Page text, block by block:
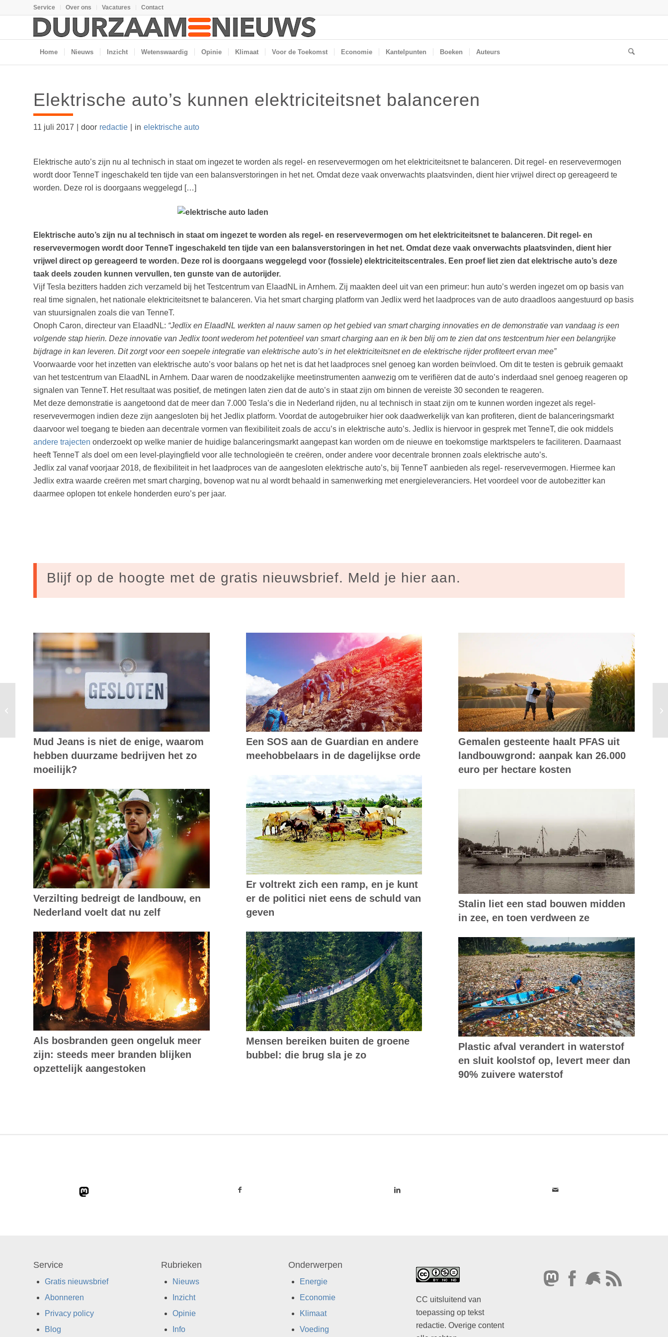
Service Over ons Vacatures Contact
Home Nieuws Inzicht Wetenswaardig Opinie Klimaat Voor de Toekomst Economie Kantelpunten Boeken Auteurs
Elektrische auto’s kunnen elektriciteitsnet balanceren
11 juli 2017 door redactie in elektrische auto
Elektrische auto’s zijn nu al technisch in staat om ingezet te worden als regel- en reservevermogen om het elektriciteitsnet te balanceren. Dit regel- en reservevermogen
wordt door TenneT ingeschakeld ten tijde van een balansverstoringen in het net. Omdat deze vaak onverwachts plaatsvinden, dient hier vrijwel direct op gereageerd te
worden. Deze rol is doorgaans weggelegd […]
Elektrische auto’s zijn nu al technisch in staat om ingezet te worden als regel- en reservevermogen om het elektriciteitsnet te balanceren. Dit regel- en
reservevermogen wordt door TenneT ingeschakeld ten tijde van een balansverstoringen in het net. Omdat deze vaak onverwachts plaatsvinden, dient hier
vrijwel direct op gereageerd te worden. Deze rol is doorgaans weggelegd voor (fossiele) elektriciteitscentrales. Een proef liet zien dat elektrische auto’s deze
taak deels zouden kunnen vervullen, ten gunste van de autorijder.
Vijf Tesla bezitters hadden zich verzameld bij het Testcentrum van ElaadNL in Arnhem. Zij maakten deel uit van een primeur: hun auto’s werden ingezet om op basis van
real time signalen, het nationale elektriciteitsnet te balanceren. Via het smart charging platform van Jedlix werd het laadproces van de auto draadloos aangestuurd op basis
van stuursignalen zoals die van TenneT.
Onoph Caron, directeur van ElaadNL: “Jedlix en ElaadNL werkten al nauw samen op het gebied van smart charging innovaties en de demonstratie van vandaag is een
volgende stap hierin. Deze innovatie van Jedlix toont wederom het potentieel van smart charging aan en ik ben blij om te zien dat ons testcentrum hier een belangrijke
bijdrage in kan leveren. Dit zorgt voor een soepele integratie van elektrische auto’s in het elektriciteitsnet en de elektrische rijder profiteert ervan mee”
Voorwaarde voor het inzetten van elektrische auto’s voor balans op het net is dat het laadproces snel genoeg kan worden beïnvloed. Om dit te testen is gebruik gemaakt
van het testcentrum van ElaadNL in Arnhem. Daar waren de noodzakelijke meetinstrumenten aanwezig om te verifiëren dat de auto’s inderdaad snel genoeg reageren op
signalen van TenneT. Het resultaat was positief, de metingen laten zien dat de auto’s in staat zijn om binnen de vereiste 30 seconden te reageren.
Met deze demonstratie is aangetoond dat de meer dan 7.000 Tesla’s die in Nederland rijden, nu al technisch in staat zijn om te kunnen worden ingezet als regel-
reservevermogen indien deze zijn aangesloten bij het Jedlix platform. Voordat de autogebruiker hier ook daadwerkelijk van kan profiteren, dient de balanceringsmarkt
daarvoor wel toegang te bieden aan decentrale vormen van flexibiliteit zoals de accu’s in elektrische auto’s. Jedlix is hiervoor in gesprek met TenneT, die ook middels
andere trajecten onderzoekt op welke manier de huidige balanceringsmarkt aangepast kan worden om de nieuwe en toekomstige marktspelers te faciliteren. Daarnaast
heeft TenneT als doel om een level-playingfield voor alle technologieën te creëren, onder andere voor decentrale bronnen zoals elektrische auto’s.
Jedlix zal vanaf voorjaar 2018, de flexibiliteit in het laadproces van de aangesloten elektrische auto’s, bij TenneT aanbieden als regel- reservevermogen. Hiermee kan
Jedlix extra waarde creëren met smart charging, bovenop wat nu al wordt behaald in samenwerking met energieleveranciers. Het voordeel voor de autobezitter kan
daarmee oplopen tot enkele honderden euro’s per jaar.
Blijf op de hoogte met de gratis nieuwsbrief. Meld je hier aan.
Mud Jeans is niet de enige, waarom
hebben duurzame bedrijven het zo
moeilijk?
Verzilting bedreigt de landbouw, en
Nederland voelt dat nu zelf
Als bosbranden geen ongeluk meer
zijn: steeds meer branden blijken
opzettelijk aangestoken
Een SOS aan de Guardian en andere
meehobbelaars in de dagelijkse orde
Er voltrekt zich een ramp, en je kunt
er de politici niet eens de schuld van
geven
Mensen bereiken buiten de groene
bubbel: die brug sla je zo
Gemalen gesteente haalt PFAS uit
landbouwgrond: aanpak kan 26.000
euro per hectare kosten
Stalin liet een stad bouwen midden
in zee, en toen verdween ze
Plastic afval verandert in waterstof
en sluit koolstof op, levert meer dan
90% zuivere waterstof
Service
Gratis nieuwsbrief
Abonneren
Privacy policy
Blog
Rubrieken
Nieuws
Inzicht
Opinie
Info
Onderwerpen
Energie
Economie
Klimaat
Voeding
CC uitsluitend van
toepassing op tekst
redactie. Overige content
Menselijke factor cruciaal voor een